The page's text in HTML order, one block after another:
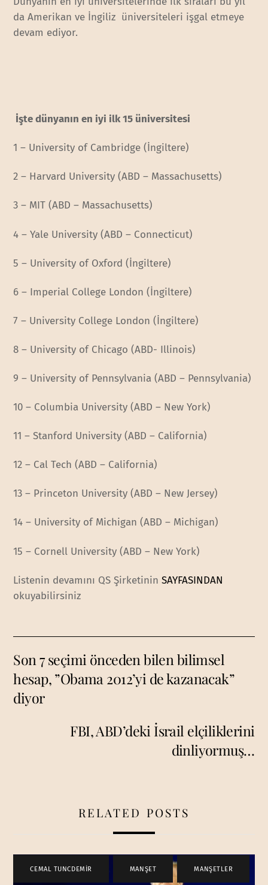
da Amerikan ve İngiliz üniversiteleri işgal etmeye
devam ediyor.
İşte dünyanın en iyi ilk 15 üniversitesi
1 – University of Cambridge (İngiltere)
2 – Harvard University (ABD – Massachusetts)
3 – MIT (ABD – Massachusetts)
4 – Yale University (ABD – Connecticut)
5 – University of Oxford (İngiltere)
6 – Imperial College London (İngiltere)
7 – University College London (İngiltere)
8 – University of Chicago (ABD- Illinois)
9 – University of Pennsylvania (ABD – Pennsylvania)
10 – Columbia University (ABD – New York)
11 – Stanford University (ABD – California)
12 – Cal Tech (ABD – California)
13 – Princeton University (ABD – New Jersey)
14 – University of Michigan (ABD – Michigan)
15 – Cornell University (ABD – New York)
Listenin devamını QS ŞirketininSAYFASINDAN
okuyabilirsiniz
Son 7 seçimi önceden bilen bilimsel
hesap, ”Obama 2012’yi de kazanacak”
diyor
FBI, ABD’deki İsrail elçiliklerini
dinliyormuş…
RELATED POSTS
CEMAL TUNCDEMİR MANŞET , MANŞETLER